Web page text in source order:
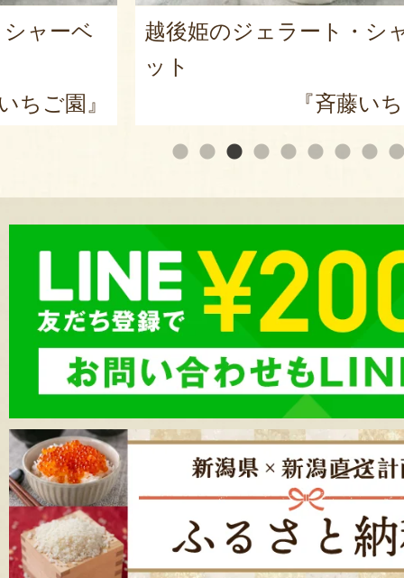
ャーベ
ちご園』
越後姫のジェラート・シ
ット
『斉藤い